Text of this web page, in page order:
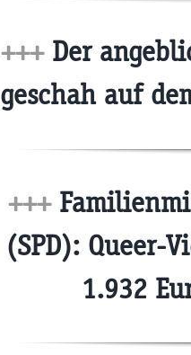
+++Der
geschah auf
+++
(SPD): Queer-
1.932